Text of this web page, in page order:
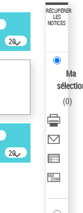
20
résultats/page
20
résultats/page
RÉCUPÉRER
LES
NOTICES
Ma
(0)